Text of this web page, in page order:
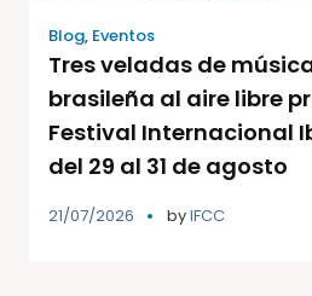
Blog, Eventos
Tres veladas de
brasileña al aire libre
Festival Internacional
del 29 al 31 de agosto
21/07/2026 byIFCC